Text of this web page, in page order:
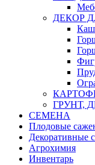
ДЕКОР
ГРУНТ,
СЕМЕНА
Плодовые
Декоративные
Агрохимия
Инвентарь